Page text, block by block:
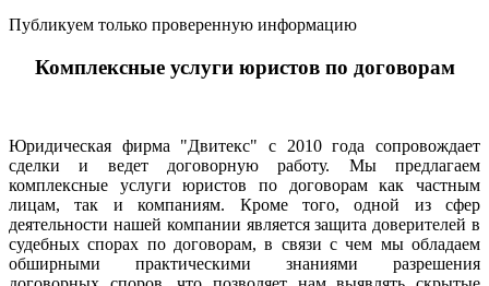
Публикуем только проверенную информацию
Комплексные услуги юристов по договорам
Юридическая фирма "Двитекс" с 2010 года сопровождает
сделки и ведет договорную работу. Мы предлагаем
комплексные услуги юристов по договорам как частным
лицам, так и компаниям. Кроме того, одной из сфер
деятельности нашей компании является защита доверителей в
судебных спорах по договорам, в связи с чем мы обладаем
обширными практическими знаниями разрешения